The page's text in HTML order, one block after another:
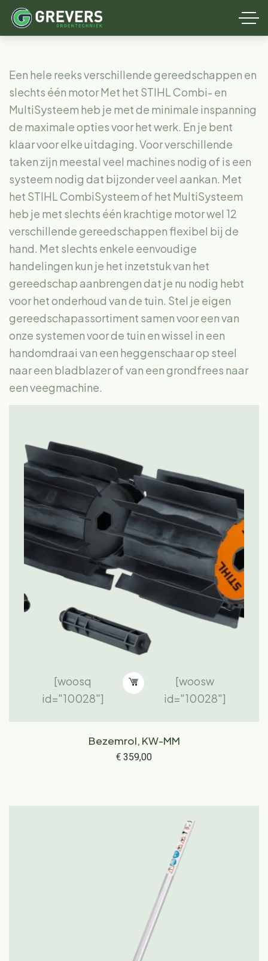
Een hele reeks verschillende gereedschappen en
slechts één motor Met het STIHL Combi- en
MultiSysteem heb je met de minimale inspanning
de maximale opties voor het werk. En je bent
klaar voor elke uitdaging. Voor verschillende
taken zijn meestal veel machines nodig of is een
systeem nodig dat bijzonder veel aankan. Met
het STIHL CombiSysteem of het MultiSysteem
heb je met slechts één krachtige motor wel 12
verschillende gereedschappen flexibel bij de
hand. Met slechts enkele eenvoudige
handelingen kun je het inzetstuk van het
gereedschap aanbrengen dat je nu nodig hebt
voor het onderhoud van de tuin. Stel je eigen
gereedschapassortiment samen voor een van
onze systemen voor de tuin en wissel in een
handomdraai van een heggenschaar op steel
naar een bladblazer of van een grondfrees naar
een veegmachine.
[woosq
id="10028"]
[woosw
id="10028"]
Bezemrol, KW-MM
€359,00